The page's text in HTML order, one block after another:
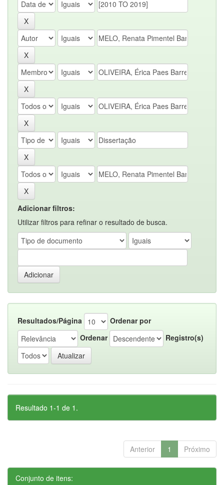
Adicionar filtros:
Utilizar filtros para refinar o resultado de busca.
Resultados/Página
Ordenar por
Ordenar
Registro(s)
Resultado 1-1 de 1.
Anterior 1 Próximo
Conjunto de itens: